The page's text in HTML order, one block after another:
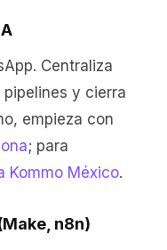
Centraliza
y cierra
empieza con
; para
Kommo México.
n8n)